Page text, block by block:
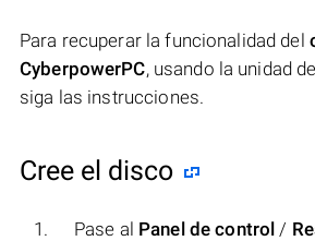
Para recuperar la funcionalidad del
CyberpowerPC, usando la unidad
siga las instrucciones.
Cree el disco
Pase al Panel de control /